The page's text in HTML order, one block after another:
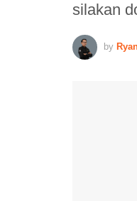
silakan
by